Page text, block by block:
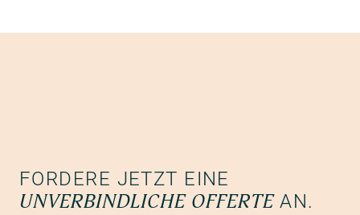
FORDERE JETZT EINE
UNVERBINDLICHE OFFERTEAN.